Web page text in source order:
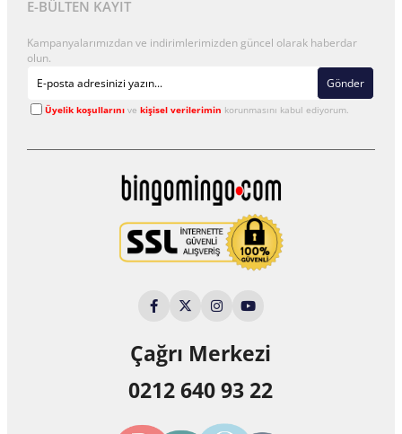
E-BÜLTEN KAYIT
Kampanyalarımızdan ve indirimlerimizden güncel olarak haberdar
olun.
Gönder
Üyelik koşullarınıve kişisel verilerimin korunmasını kabul ediyorum.
Çağrı Merkezi
0212 640 93 22